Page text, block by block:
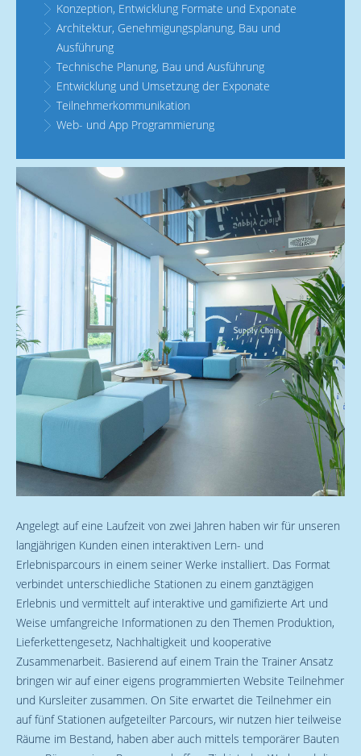
Konzeption, Entwicklung Formate und Exponate
Architektur, Genehmigungsplanung, Bau und
Ausführung
Technische Planung, Bau und Ausführung
Entwicklung und Umsetzung der Exponate
Teilnehmerkommunikation
Web- und App Programmierung
Angelegt auf eine Laufzeit von zwei Jahren haben wir für unseren
langjährigen Kunden einen interaktiven Lern- und
Erlebnisparcours in einem seiner Werke installiert. Das Format
verbindet unterschiedliche Stationen zu einem ganztägigen
Erlebnis und vermittelt auf interaktive und gamifizierte Art und
Weise umfangreiche Informationen zu den Themen Produktion,
Lieferkettengesetz, Nachhaltigkeit und kooperative
Zusammenarbeit. Basierend auf einem Train the Trainer Ansatz
bringen wir auf einer eigens programmierten Website Teilnehmer
und Kursleiter zusammen. On Site erwartet die Teilnehmer ein
auf fünf Stationen aufgeteilter Parcours, wir nutzen hier teilweise
Räume im Bestand, haben aber auch mittels temporärer Bauten